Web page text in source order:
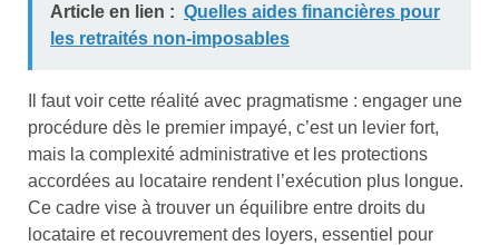
Article en lien : Quelles aides financières pour
les retraités non-imposables
Il faut voir cette réalité avec pragmatisme : engager une
procédure dès le premier impayé, c’est un levier fort,
mais la complexité administrative et les protections
accordées au locataire rendent l’exécution plus longue.
Ce cadre vise à trouver un équilibre entre droits du
locataire et recouvrement des loyers, essentiel pour